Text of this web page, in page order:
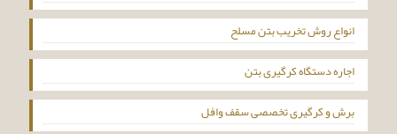
انواع روش تخریب بتن مسلح
اجاره دستگاه کرگیری بتن
برش و کرگیری تخصصی سقف وافل